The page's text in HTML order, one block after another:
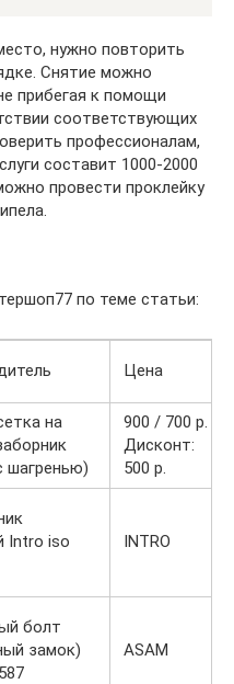
нужно повторить
Снятие можно
прибегая к помощи
соответствующих
профессионалам,
составит 1000-2000
провести проклейку
по теме статьи:
Цена
на
шагренью)
900 / 700 р.
Дисконт:
500 р.
Intro iso
INTRO
болт
замок)
ASAM